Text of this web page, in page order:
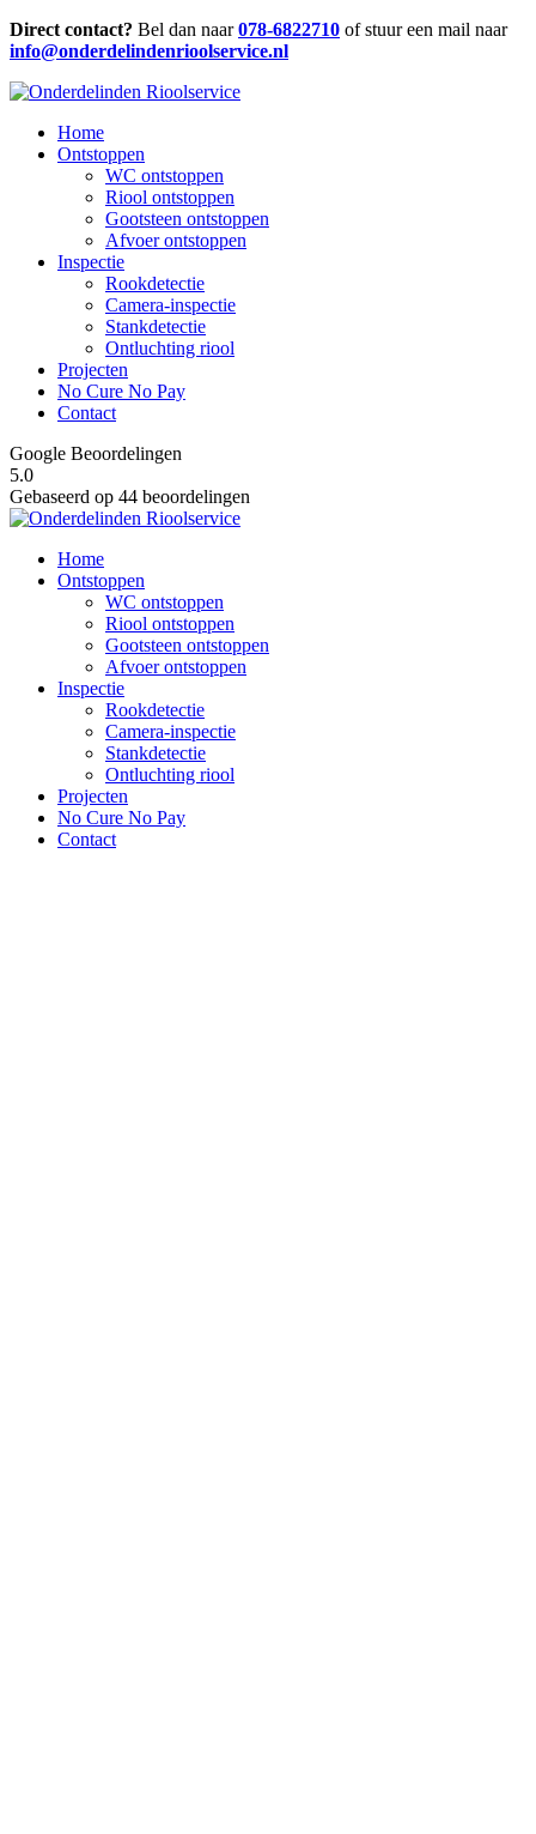
Direct contact? Bel dan naar078-6822710 of stuur een mail naar
info@onderdelindenrioolservice.nl
Home
Ontstoppen
WC ontstoppen
Riool ontstoppen
Gootsteen ontstoppen
Afvoer ontstoppen
Inspectie
Rookdetectie
Camera-inspectie
Stankdetectie
Ontluchting riool
Projecten
No Cure No Pay
Contact
Google Beoordelingen
5.0
Gebaseerd op 44 beoordelingen
Home
Ontstoppen
WC ontstoppen
Riool ontstoppen
Gootsteen ontstoppen
Afvoer ontstoppen
Inspectie
Rookdetectie
Camera-inspectie
Stankdetectie
Ontluchting riool
Projecten
No Cure No Pay
Contact